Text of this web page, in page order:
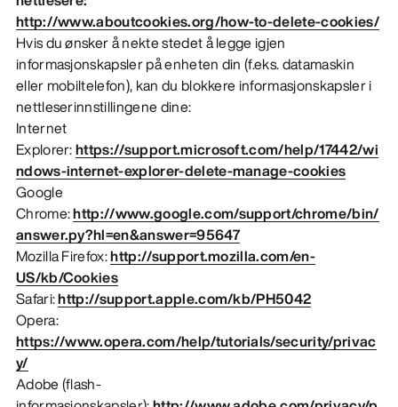
http://www.aboutcookies.org/how-to-delete-cookies/
Hvis du ønsker å nekte stedet å legge igjen
informasjonskapsler på enheten din (f.eks. datamaskin
eller mobiltelefon), kan du blokkere informasjonskapsler i
nettleserinnstillingene dine:
Internet
Explorer:https://support.microsoft.com/help/17442/wi
ndows-internet-explorer-delete-manage-cookies
Google
Chrome:http://www.google.com/support/chrome/bin/
answer.py?hl=en&answer=95647
Mozilla Firefox:http://support.mozilla.com/en-
US/kb/Cookies
Safari:http://support.apple.com/kb/PH5042
Opera:
https://www.opera.com/help/tutorials/security/privac
y/
Adobe (flash-